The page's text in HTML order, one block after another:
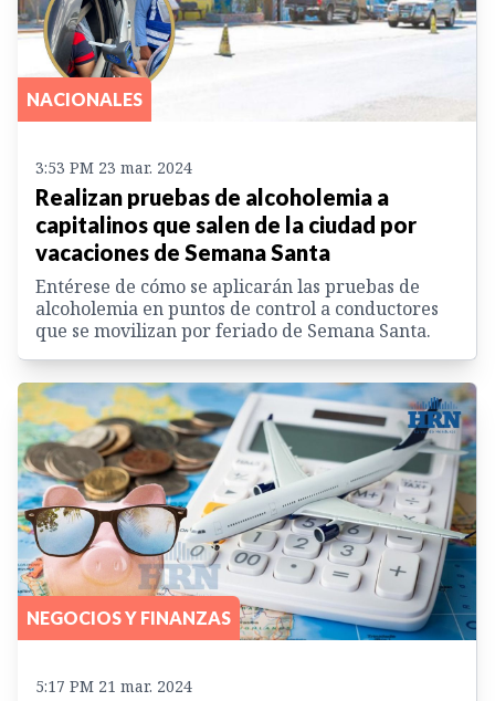
NACIONALES
3:53 PM 23 mar. 2024
Realizan pruebas de alcoholemia a
capitalinos que salen de la ciudad por
vacaciones de Semana Santa
Entérese de cómo se aplicarán las pruebas de
alcoholemia en puntos de control a conductores
que se movilizan por feriado de Semana Santa.
NEGOCIOS Y FINANZAS
5:17 PM 21 mar. 2024